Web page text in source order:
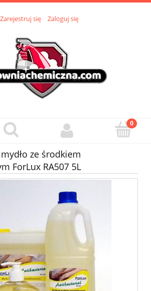
Zarejestruj się Zaloguj się
ze środkiem
ForLux RA507 5L